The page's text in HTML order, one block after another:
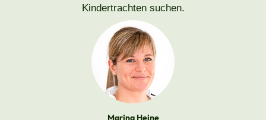
Kindertrachten suchen.
Marina Heine